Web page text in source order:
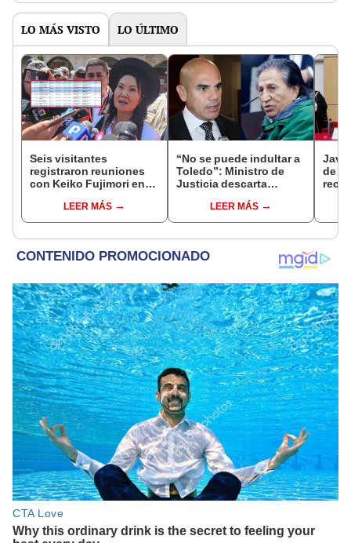
LO MÁS VISTO LO ÚLTIMO
Seis visitantes
registraron reuniones
con Keiko Fujimori en
presidenta se
encontraba en Junín
LEER MÁS
“No se puede indultar a
Toledo”: Ministro de
Justicia descarta
exmandatario
LEER MÁS
de